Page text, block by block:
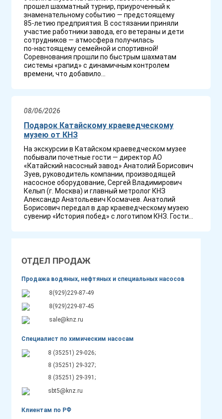
ОТДЕЛ ПРОДАЖ
Продажа водяных, нефтяных и специальных насосов
8(929)229-87-49
8(929)229-87-45
sale@knz.ru
Специалист по химическим насосам
8 (35251) 29-026;
8 (35251) 29-327;
8 (35251) 29-391;
sbt5@knz.ru
Клиентам по РФ
прошел шахматный турнир, приуроченный к
знаменательному событию — предстоящему
85‑летию предприятия. В состязании приняли
участие работники завода, его ветераны и дети
сотрудников — атмосфера получилась
по‑настоящему семейной и спортивной!
Соревнования прошли по быстрым шахматам
системы «рапид» с динамичным контролем
времени, что добавило...
08/06/2026
Подарок Катайскому краеведческому
музею от КНЗ
На экскурсии в Катайском краеведческом музее
побывали почетные гости — директор АО
«Катайский насосный завод» Анатолий Борисович
Зуев, руководитель компании, производящей
насосное оборудование, Сергей Владимирович
Келып (г. Москва) и главный метролог КНЗ
Александр Анатольевич Космачев. Анатолий
Борисович передал в дар краеведческому музею
сувенир «История побед» с логотипом КНЗ. Гости...